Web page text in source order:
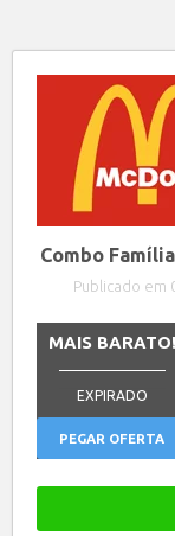
Combo
Publicado em
MAIS BARATO!
EXPIRADO
PEGAR OFERTA